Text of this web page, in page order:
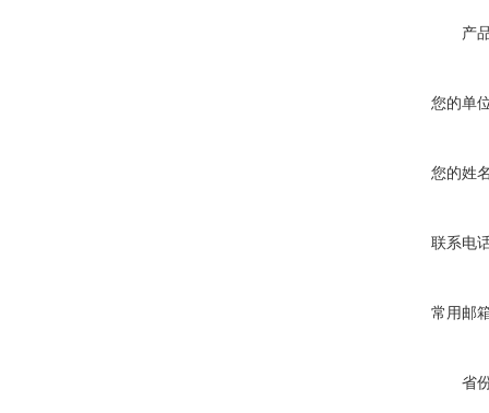
产
您的单
您的姓
联系电
常用邮
省